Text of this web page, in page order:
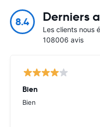
8.4 Derniers
Les clients nous
108006 avis
Bien
Bien